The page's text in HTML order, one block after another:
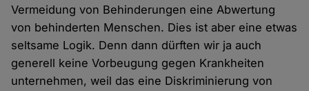
Vermeidung von Behinderungen eine Abwertung
von behinderten Menschen. Dies ist aber eine etwas
seltsame Logik. Denn dann dürften wir ja auch
generell keine Vorbeugung gegen Krankheiten
unternehmen, weil das eine Diskriminierung von